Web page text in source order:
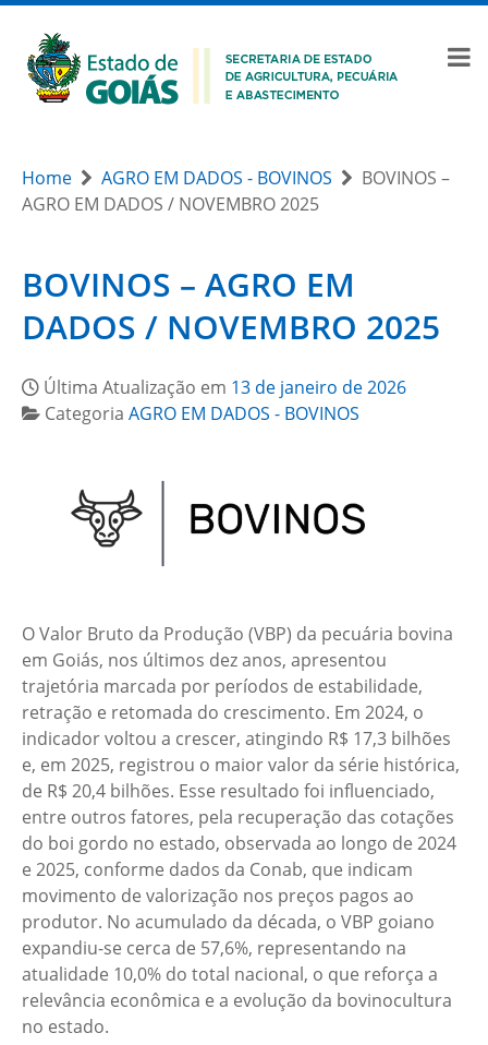
Home AGRO EM DADOS - BOVINOS
BOVINOS –
AGRO EM DADOS / NOVEMBRO 2025
BOVINOS – AGRO EM
DADOS / NOVEMBRO 2025
Última Atualização em 13 de janeiro de 2026
Categoria AGRO EM DADOS - BOVINOS
O Valor Bruto da Produção (VBP) da pecuária bovina
em Goiás, nos últimos dez anos, apresentou
trajetória marcada por períodos de estabilidade,
retração e retomada do crescimento. Em 2024, o
indicador voltou a crescer, atingindo R$ 17,3 bilhões
e, em 2025, registrou o maior valor da série histórica,
de R$ 20,4 bilhões. Esse resultado foi influenciado,
entre outros fatores, pela recuperação das cotações
do boi gordo no estado, observada ao longo de 2024
e 2025, conforme dados da Conab, que indicam
movimento de valorização nos preços pagos ao
produtor. No acumulado da década, o VBP goiano
expandiu-se cerca de 57,6%, representando na
atualidade 10,0% do total nacional, o que reforça a
relevância econômica e a evolução da bovinocultura
no estado.